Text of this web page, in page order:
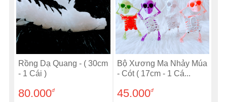
Rồng Dạ Quang - ( 30cm
- 1 Cái )
80.000đ
Bộ Xương Ma Nhảy Múa
- Cót ( 17cm - 1 Cá...
45.000đ